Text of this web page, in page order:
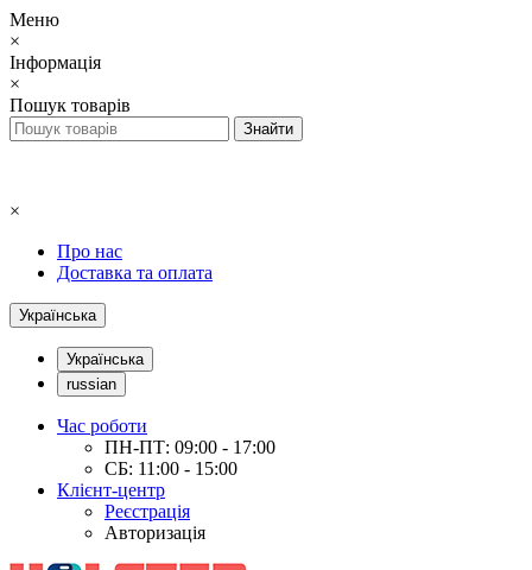
Меню
×
Інформація
×
Пошук товарів
×
Про нас
Доставка та оплата
Українська
Українська
russian
Час роботи
ПН-ПТ: 09:00 - 17:00
СБ: 11:00 - 15:00
Клієнт-центр
Реєстрація
Авторизація